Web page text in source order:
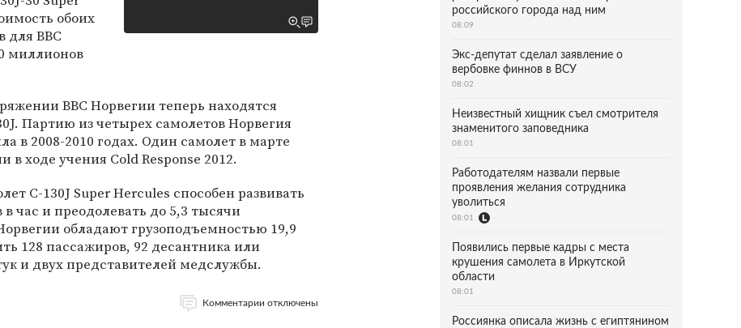
обоих
для ВВС
миллионов
ВВС Норвегии теперь находятся
Партию из четырех самолетов Норвегия
в 2008-2010 годах. Один самолет в марте
в ходе учения Cold Response 2012.
C-130J Super Hercules способен развивать
час и преодолевать до 5,3 тысячи
обладают грузоподъемностью 19,9
128 пассажиров, 92 десантника или
и двух представителей медслужбы.
Комментарии отключены
российского города над ним
08:09
Экс-депутат сделал заявление о
вербовке финнов в ВСУ
08:02
Неизвестный хищник съел смотрителя
знаменитого заповедника
08:01
Работодателям назвали первые
проявления желания сотрудника
уволиться
08:01
Появились первые кадры с места
крушения самолета в Иркутской
области
08:01
Россиянка описала жизнь с египтянином